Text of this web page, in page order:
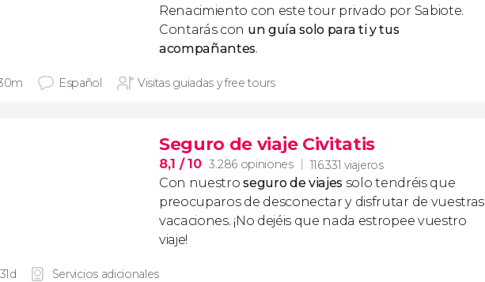
Renacimiento con este tour privado por Sabiote.
Contarás con un guía solo para ti y tus
acompañantes.
Español Visitas guiadas y free tours
Seguro de viaje Civitatis
8,1 / 10 3.286 opiniones 116.331 viajeros
Con nuestroseguro de viajes solo tendréis que
preocuparos de desconectar y disfrutar de vuestras
vacaciones. ¡No dejéis que nada estropee vuestro
viaje!
Servicios adicionales